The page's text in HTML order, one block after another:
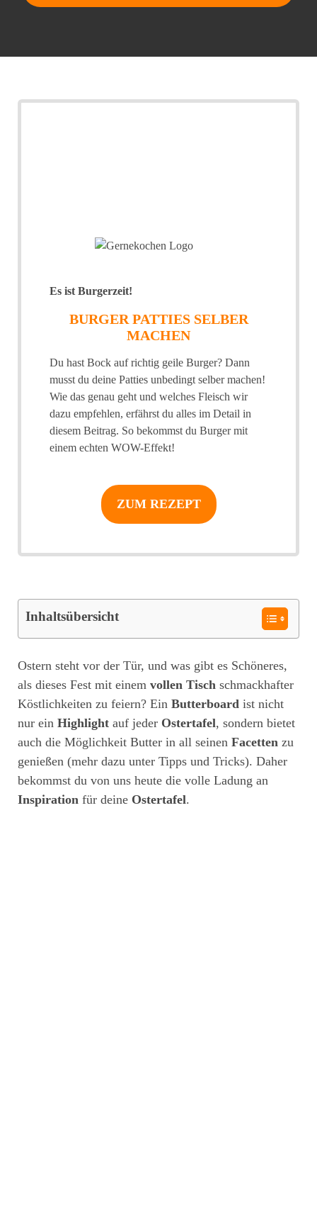
Es ist Burgerzeit!
BURGER PATTIES SELBER
MACHEN
Du hast Bock auf richtig geile Burger? Dann
musst du deine Patties unbedingt selber machen!
Wie das genau geht und welches Fleisch wir
dazu empfehlen, erfährst du alles im Detail in
diesem Beitrag. So bekommst du Burger mit
einem echten WOW-Effekt!
ZUM REZEPT
Inhaltsübersicht
Ostern steht vor der Tür, und was gibt es Schöneres,
als dieses Fest mit einem vollen Tisch schmackhafter
Köstlichkeiten zu feiern? Ein Butterboard ist nicht
nur ein Highlight auf jeder Ostertafel, sondern bietet
auch die Möglichkeit Butter in all seinen Facetten zu
genießen (mehr dazu unter Tipps und Tricks). Daher
bekommst du von uns heute die volle Ladung an
Inspiration für deine Ostertafel.